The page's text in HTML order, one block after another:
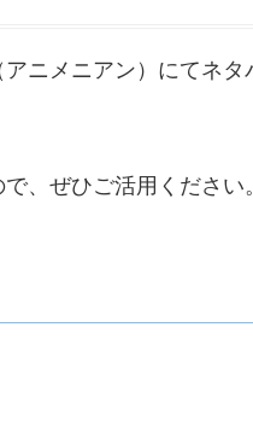
ニメニアン）にてネタ
、ぜひご活用ください。